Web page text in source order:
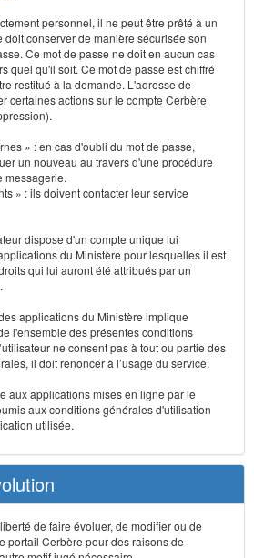
personnel, il ne peut être prêté à un
doit conserver de manière sécurisée son
Ce mot de passe ne doit en aucun cas
quel qu'il soit. Ce mot de passe est chiffré
restitué à la demande. L'adresse de
certaines actions sur le compte Cerbère
» : en cas d'oubli du mot de passe,
un nouveau au travers d'une procédure
messagerie.
» : ils doivent contacter leur service
dispose d'un compte unique lui
du Ministère pour lesquelles il est
qui lui auront été attribués par un
applications du Ministère implique
l'ensemble des présentes conditions
ne consent pas à tout ou partie des
il doit renoncer à l’usage du service.
aux applications mises en ligne par le
aux conditions générales d'utilisation
utilisée.
de faire évoluer, de modifier ou de
portail Cerbère pour des raisons de